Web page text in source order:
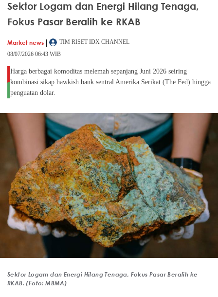
Sektor Logam dan Energi Hilang Tenaga,
Fokus Pasar Beralih ke RKAB
Market news |
TIM RISET IDX CHANNEL
08/07/2026 06:43 WIB
Harga berbagai komoditas melemah sepanjang Juni 2026 seiring
kombinasi sikap hawkish bank sentral Amerika Serikat (The Fed) hingga
penguatan dolar.
Sektor Logam dan Energi Hilang Tenaga, Fokus Pasar Beralih ke
RKAB. (Foto: MBMA)